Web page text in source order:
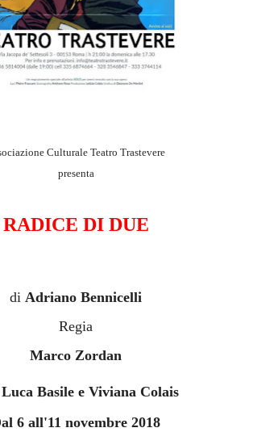
Culturale Teatro Trastevere
presenta
RADICE DI DUE
di Adriano Bennicelli
Regia
Marco Zordan
Luca Basile e Viviana Colais
6 all'11 novembre 2018